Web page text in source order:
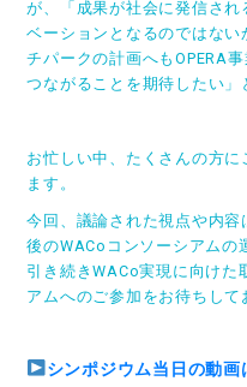
が、「成果が社会に発信さ
ベーションとなるのではな
チパークの計画へもOPERA
つながることを期待したい」
お忙しい中、たくさんの方
ます。
今回、議論された視点や内容
後のWACoコンソーシアムの
引き続きWACo実現に向けた
アムへのご参加をお待ちして
シンポジウム当日の動